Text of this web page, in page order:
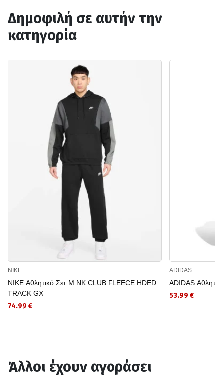
Δημοφιλή σε αυτήν την
κατηγορία
NIKE
NIKE Αθλητικό Σετ M NK CLUB FLEECE HDED
TRACK GX
74.99 €
ADIDAS
ADIDAS
53.99 €
Άλλοι έχουν αγοράσει